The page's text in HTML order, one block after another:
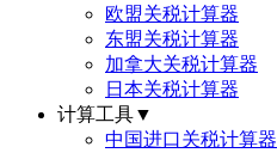
欧盟关税计算器
东盟关税计算器
加拿大关税计算器
日本关税计算器
计算工具▼
中国进口关税计算器